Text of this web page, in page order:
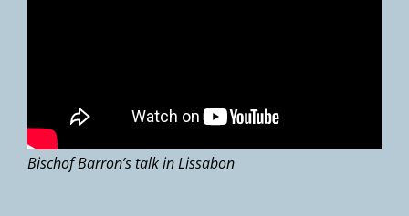
Bischof Barron’s talk in Lissabon